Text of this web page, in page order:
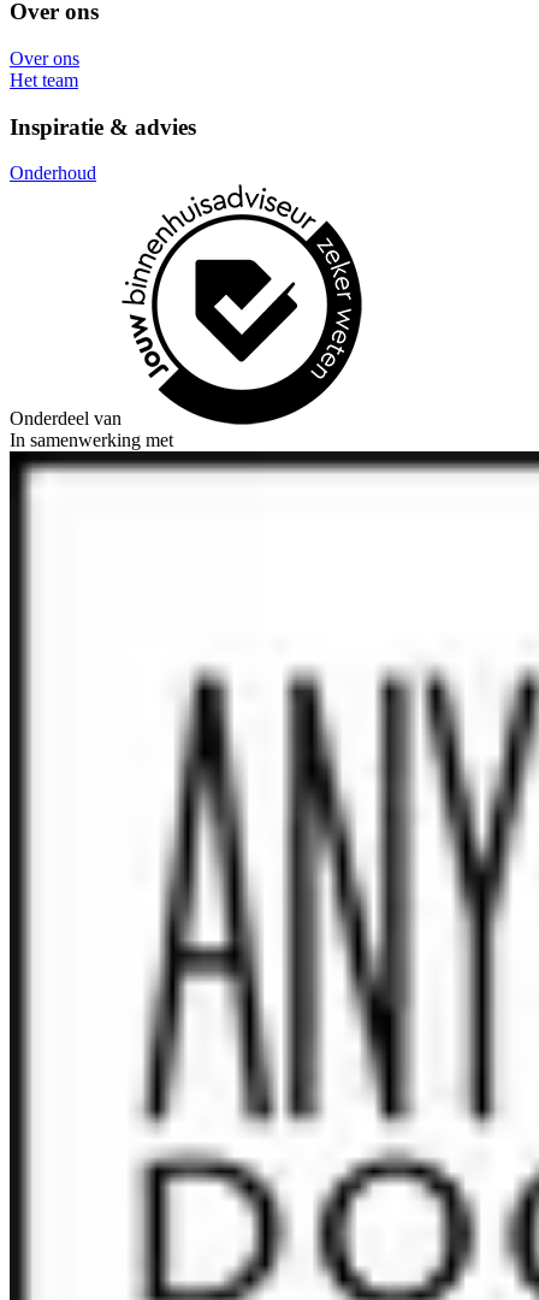
Over ons
Over ons
Het team
Inspiratie & advies
Onderhoud
Onderdeel van
In samenwerking met